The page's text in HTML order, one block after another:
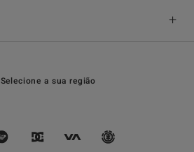
Selecione a sua região